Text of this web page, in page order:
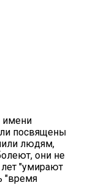
имени
посвящены
людям,
они не
лет "умирают
"время